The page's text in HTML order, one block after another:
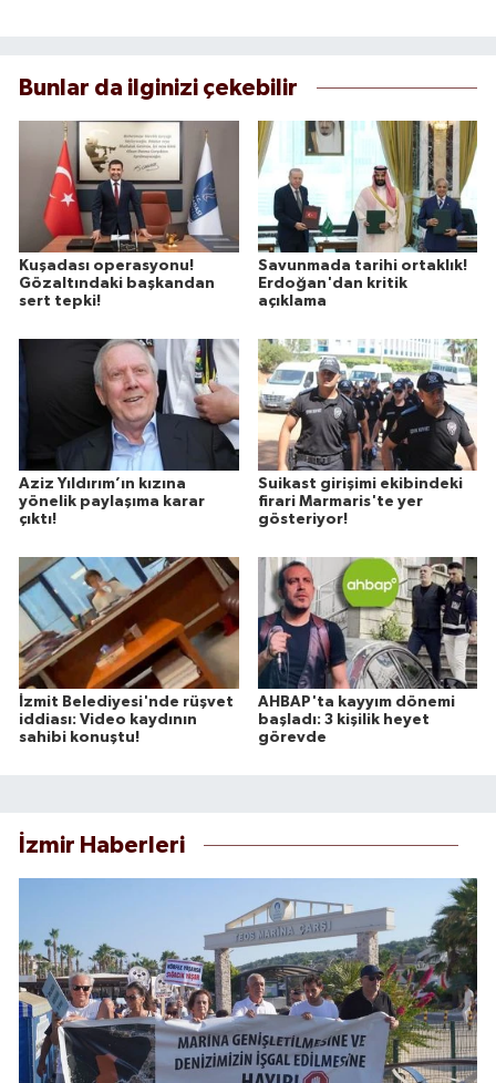
Bunlar da ilginizi çekebilir
Kuşadası operasyonu!
Gözaltındaki başkandan
sert tepki!
Savunmada tarihi ortaklık!
Erdoğan'dan kritik
açıklama
Aziz Yıldırım’ın kızına
yönelik paylaşıma karar
çıktı!
Suikast girişimi ekibindeki
firari Marmaris'te yer
gösteriyor!
İzmit Belediyesi'nde rüşvet
iddiası: Video kaydının
sahibi konuştu!
AHBAP'ta kayyım dönemi
başladı: 3 kişilik heyet
görevde
İzmir Haberleri